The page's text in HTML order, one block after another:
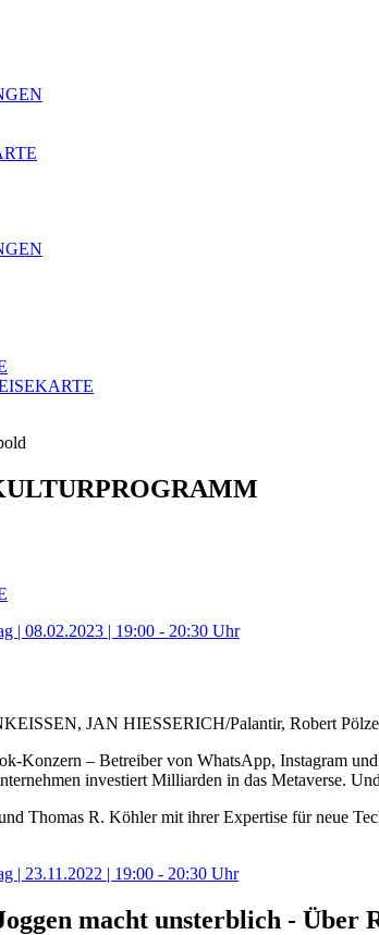
| 08.02.2023 | 19:00 - 20:30 Uhr
JAN HIESSERICH/Palantir, Robert
Konzern – Betreiber von WhatsApp, Instagram
investiert Milliarden in das Metaverse.
Thomas R. Köhler mit ihrer Expertise für neue
| 23.11.2022 | 19:00 - 20:30 Uhr
macht unsterblich - Über